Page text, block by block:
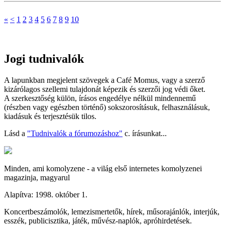
« < 1 2 3 4 5 6 7 8 9 10
Jogi tudnivalók
A lapunkban megjelent szövegek a Café Momus, vagy a szerző
kizárólagos szellemi tulajdonát képezik és szerzői jog védi őket.
A szerkesztőség külön, írásos engedélye nélkül mindennemű
(részben vagy egészben történő) sokszorosításuk, felhasználásuk,
kiadásuk és terjesztésük tilos.
Lásd a "Tudnivalók a fórumozáshoz" c. írásunkat...
Minden, ami komolyzene - a világ első internetes komolyzenei
magazinja, magyarul
Alapítva: 1998. október 1.
Koncertbeszámolók, lemezismertetők, hírek, műsorajánlók, interjúk,
esszék, publicisztika, játék, művész-naplók, apróhirdetések.